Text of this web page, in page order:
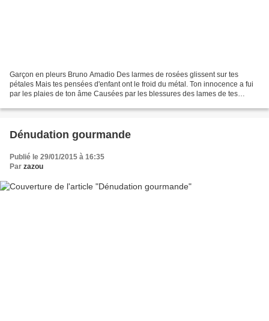
Garçon en pleurs Bruno Amadio Des larmes de rosées glissent sur tes
pétales Mais tes pensées d'enfant ont le froid du métal. Ton innocence a fui
par les plaies de ton âme Causées par les blessures des lames de tes
Dénudation gourmande
Publié le 29/01/2015 à 16:35
Par zazou